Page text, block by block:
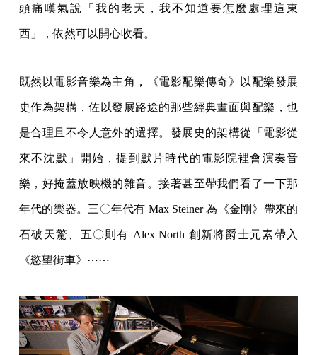
頭痛嘆氣說「我的老天，我不知道要怎麼處理這東
西」，依然可以開心收看。
既然以電影音樂為主角，《電影配樂傳奇》以配樂發展
史作為架構，佐以發展路途的那些經典畫面與配樂，也
是合理且不令人意外的選擇。發展史的架構從「電影從
來不沈默」開始，提到默片時代的電影院裡會演奏音
樂，好掩蓋放映機的雜音。接著甚至帶我們看了一下那
年代的樂器。三〇年代有 Max Steiner 為《金剛》帶來的
石破天驚、五〇則有 Alex North 創新將爵士元素帶入
《慾望街車》⋯⋯